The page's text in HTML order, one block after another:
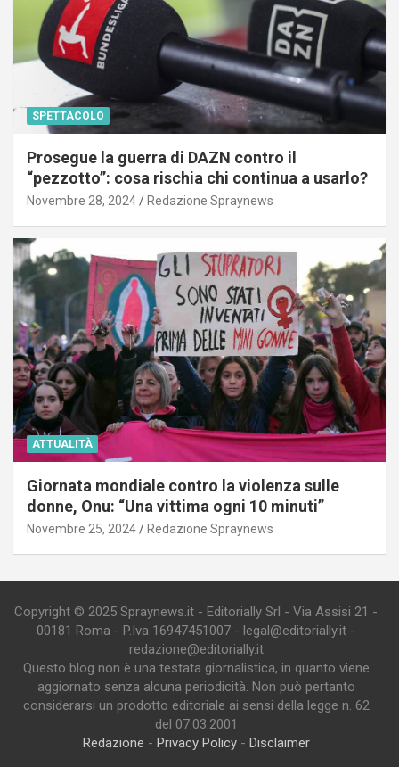
SPETTACOLO
Prosegue la guerra di DAZN contro il
“pezzotto”: cosa rischia chi continua a usarlo?
Novembre 28, 2024 Redazione Spraynews
ATTUALITÀ
Giornata mondiale contro la violenza sulle
donne, Onu: “Una vittima ogni 10 minuti”
Novembre 25, 2024 Redazione Spraynews
Copyright © 2025 Spraynews.it - Editorially Srl - Via Assisi 21 -
00181 Roma - P.Iva 16947451007 - legal@editorially.it -
redazione@editorially.it
Questo blog non è una testata giornalistica, in quanto viene
aggiornato senza alcuna periodicità. Non può pertanto
considerarsi un prodotto editoriale ai sensi della legge n. 62
del 07.03.2001
Redazione - Privacy Policy- Disclaimer